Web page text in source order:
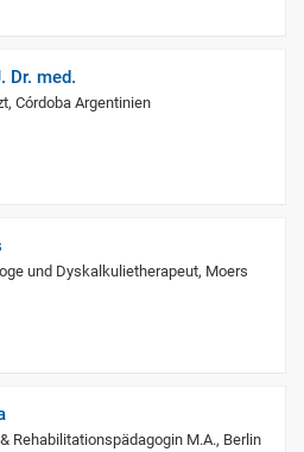
Dr. med.
Córdoba Argentinien
und Dyskalkulietherapeut, Moers
Rehabilitationspädagogin M.A., Berlin